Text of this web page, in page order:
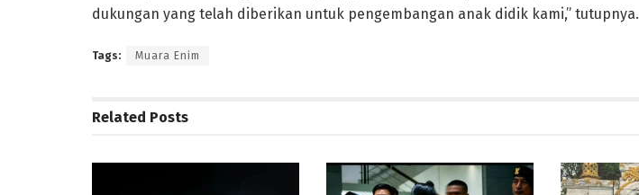
dukungan yang telah diberikan untuk pengembangan anak didik kami,” tutupnya.
Tags: Muara Enim
Related Posts